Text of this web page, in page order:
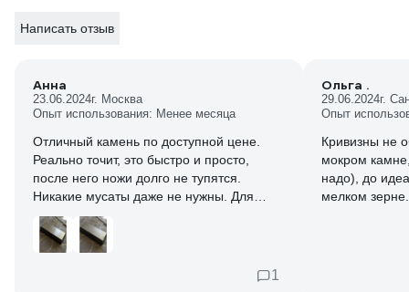
Написать отзыв
Анна
23.06.2024г. Москва
Опыт использования: Менее месяца
Отличный камень по доступной цене.
Реально точит, это быстро и просто,
после него ножи долго не тупятся.
Никакие мусаты даже не нужны. Для
идеальной кромки ещё купили брусок с
кожей и пасту гои N1. Предыдущий отзыв
Дмитрия очень странный, сейчас почти
всё Китай, хоть бы написал, что не так. 1
Ольга .
29.06.2024г.
Опыт
Кривизны не
мокром
надо), до
мелком